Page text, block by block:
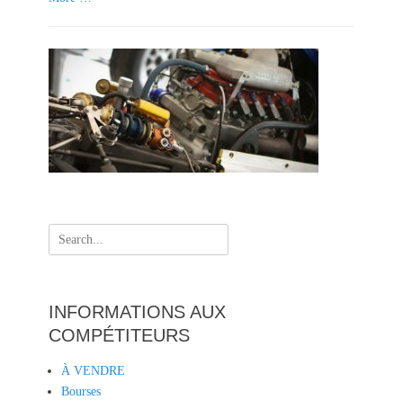
Search
for:
INFORMATIONS AUX
COMPÉTITEURS
À VENDRE
Bourses